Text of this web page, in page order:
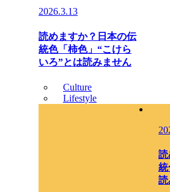
2026.3.13
読めますか？日本の伝
統色「柿色」“こけら
いろ”とは読みません
Culture
Lifestyle
読
統
読